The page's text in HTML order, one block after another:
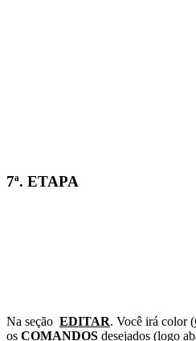
7ª. ETAPA
Na seção EDITAR. Você irá color (
os COMANDOS desejados (logo